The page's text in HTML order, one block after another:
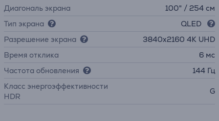
Диагональ экрана
100" / 254 см
Тип экрана
QLED
Разрешение экрана
3840х2160 4K UHD
Время отклика
6 мс
Частота обновления
144 Гц
Класс энергоэффективности
HDR
G